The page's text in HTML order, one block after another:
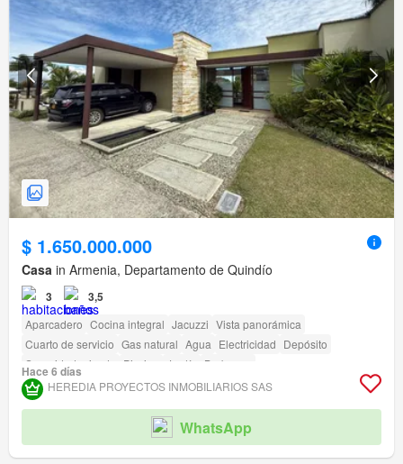
$ 1.650.000.000
Casa in Armenia, Departamento de Quindío
3 3,5
Aparcadero Cocina integral Jacuzzi Vista panorámica
Cuarto de servicio Gas natural Agua Electricidad Depósito
Seguridad privada
Piscina Jardín Barbecue
Hace 6 días
HEREDIA PROYECTOS INMOBILIARIOS SAS
WhatsApp